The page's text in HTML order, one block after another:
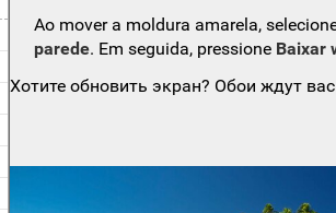
Ao mover a moldura amarela,
parede. Em seguida, pressione Baixar
Хотите обновить экран? Обои ждут